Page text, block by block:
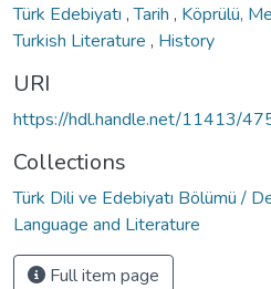
Türk Edebiyatı ,Tarih , Köprülü,
Turkish Literature , History
URI
https://hdl.handle.net/11413/
Collections
Türk Dili ve Edebiyatı Bölümü /
Language and Literature
Full item page